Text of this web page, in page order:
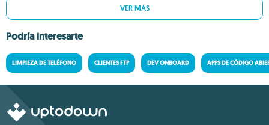
VER MÁS
Podría interesarte
LIMPIEZA DE TELÉFONO CLIENTES FTP DEV ONBOARD APPS DE CÓDIGO